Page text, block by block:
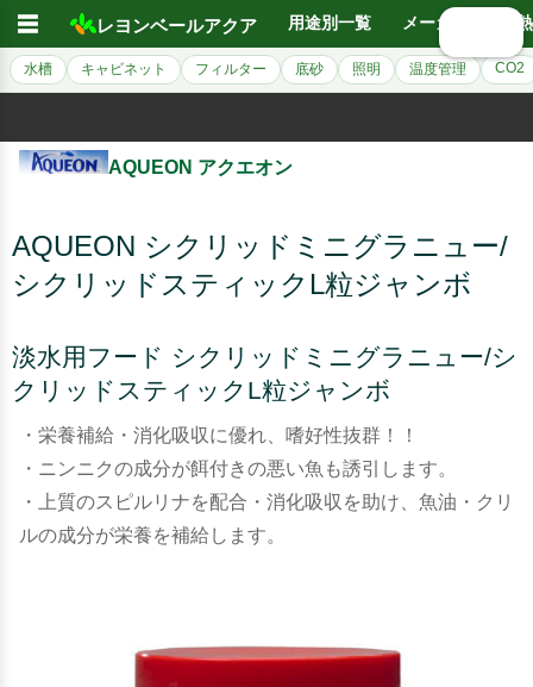
☰ レヨンベールアクア 用途別一覧 メーカー別
水槽 キャビネット フィルター 底砂 照明 温度管理 CO2
AQUEON アクエオン
AQUEON シクリッドミニグラニュー/
シクリッドスティックL粒ジャンボ
淡水用フード シクリッドミニグラニュー/シ
クリッドスティックL粒ジャンボ
・栄養補給・消化吸収に優れ、嗜好性抜群！！
・ニンニクの成分が餌付きの悪い魚も誘引します。
・上質のスピルリナを配合・消化吸収を助け、魚油・クリ
ルの成分が栄養を補給します。